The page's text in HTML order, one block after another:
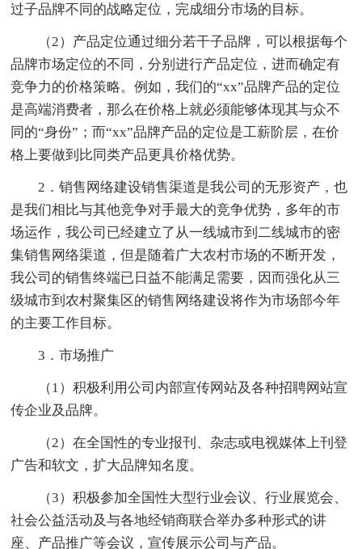
过子品牌不同的战略定位，完成细分市场的目标。
（2）产品定位通过细分若干子品牌，可以根据每个
品牌市场定位的不同，分别进行产品定位，进而确定有
竞争力的价格策略。例如，我们的“xx”品牌产品的定位
是高端消费者，那么在价格上就必须能够体现其与众不
同的“身份”；而“xx”品牌产品的定位是工薪阶层，在价
格上要做到比同类产品更具价格优势。
2．销售网络建设销售渠道是我公司的无形资产，也
是我们相比与其他竞争对手最大的竞争优势，多年的市
场运作，我公司已经建立了从一线城市到二线城市的密
集销售网络渠道，但是随着广大农村市场的不断开发，
我公司的销售终端已日益不能满足需要，因而强化从三
级城市到农村聚集区的销售网络建设将作为市场部今年
的主要工作目标。
3．市场推广
（1）积极利用公司内部宣传网站及各种招聘网站宣
传企业及品牌。
（2）在全国性的专业报刊、杂志或电视媒体上刊登
广告和软文，扩大品牌知名度。
（3）积极参加全国性大型行业会议、行业展览会、
社会公益活动及与各地经销商联合举办多种形式的讲
座、产品推广等会议，宣传展示公司与产品。